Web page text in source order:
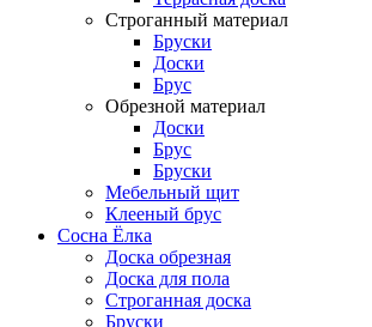
Строганный материал
Бруски
Доски
Брус
Обрезной материал
Доски
Брус
Бруски
Мебельный щит
Клееный брус
Сосна Ёлка
Доска обрезная
Доска для пола
Строганная доска
Бруски